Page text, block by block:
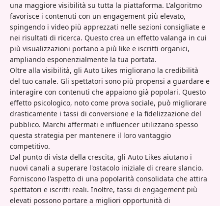
una maggiore visibilità su tutta la piattaforma. L'algoritmo
favorisce i contenuti con un engagement più elevato,
spingendo i video più apprezzati nelle sezioni consigliate e
nei risultati di ricerca. Questo crea un effetto valanga in cui
più visualizzazioni portano a più like e iscritti organici,
ampliando esponenzialmente la tua portata.
Oltre alla visibilità, gli Auto Likes migliorano la credibilità
del tuo canale. Gli spettatori sono più propensi a guardare e
interagire con contenuti che appaiono già popolari. Questo
effetto psicologico, noto come prova sociale, può migliorare
drasticamente i tassi di conversione e la fidelizzazione del
pubblico. Marchi affermati e influencer utilizzano spesso
questa strategia per mantenere il loro vantaggio
competitivo.
Dal punto di vista della crescita, gli Auto Likes aiutano i
nuovi canali a superare l'ostacolo iniziale di creare slancio.
Forniscono l'aspetto di una popolarità consolidata che attira
spettatori e iscritti reali. Inoltre, tassi di engagement più
elevati possono portare a migliori opportunità di